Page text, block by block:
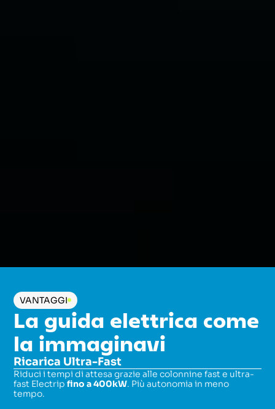
VANTAGGI
La guida elettrica come
la immaginavi
Ricarica Ultra-Fast
Riduci i tempi di attesa grazie alle colonnine fast e ultra-
fast Electripfino a 400kW. Più autonomia in meno
tempo.